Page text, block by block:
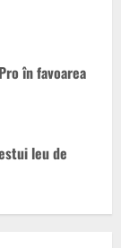
în favoarea
leu de